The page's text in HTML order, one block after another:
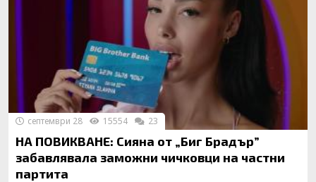
НА ПОВИКВАНЕ: Сияна от „Биг Брадър”
забавлявала заможни чичковци на частни
партита
септември 28 15554 23